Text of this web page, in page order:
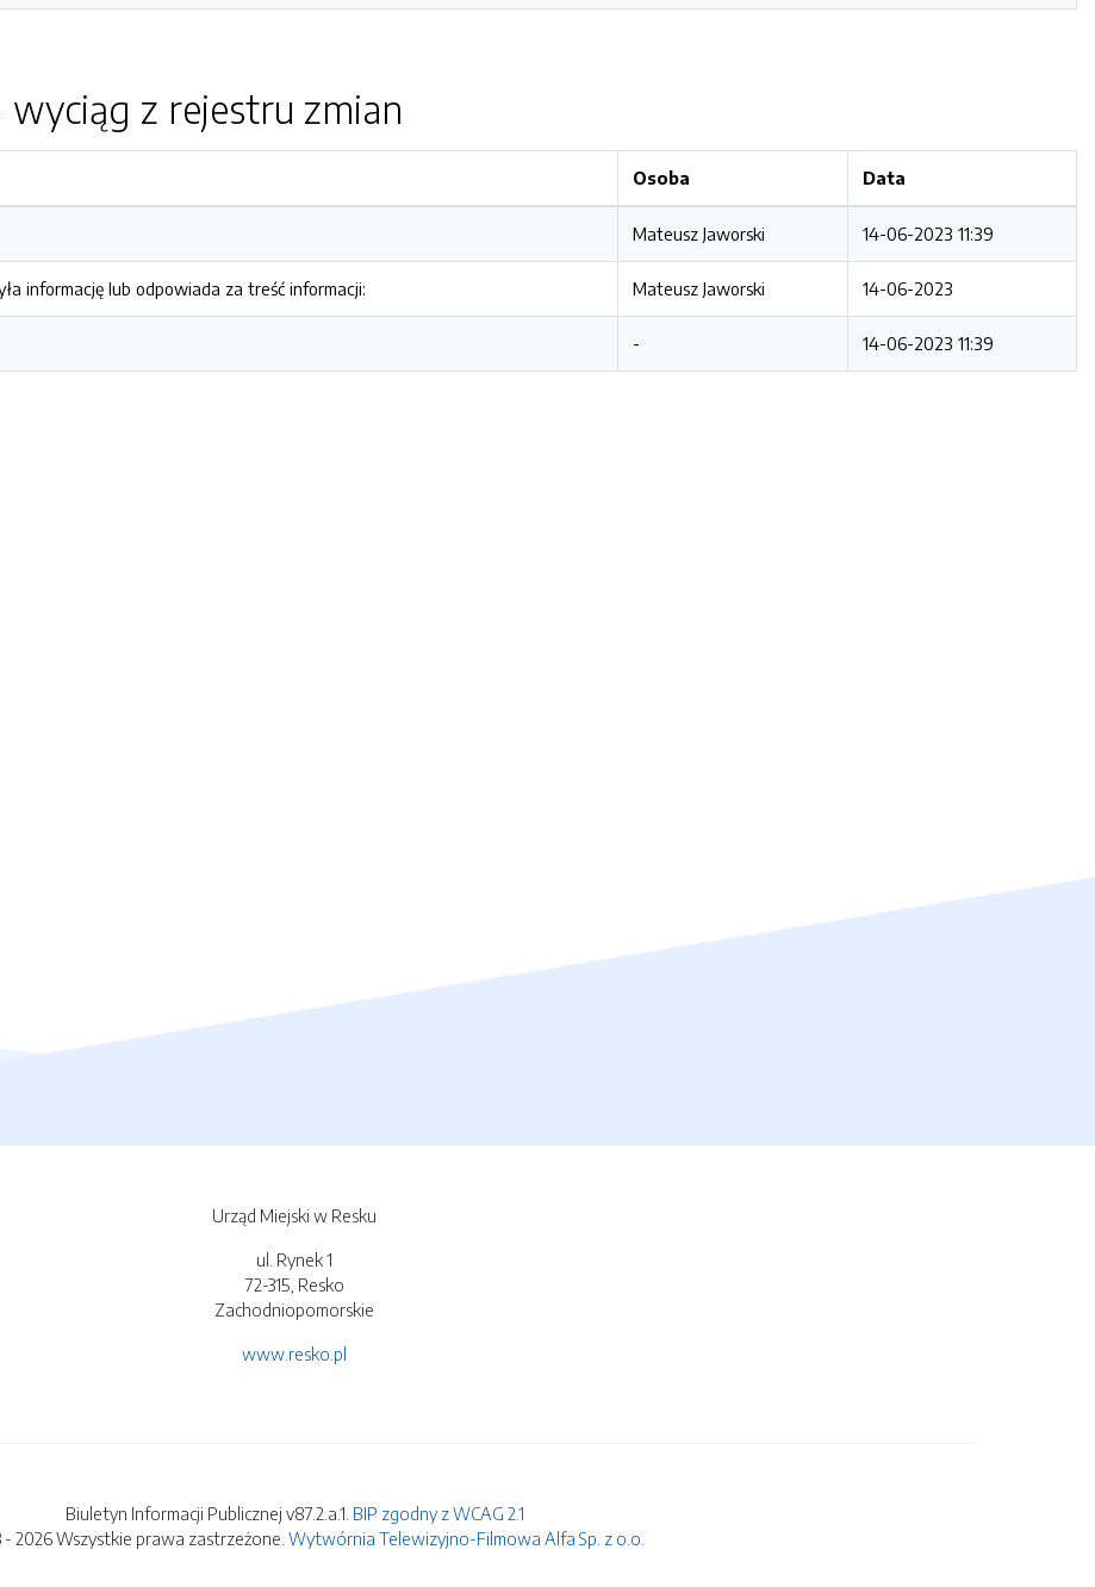
z rejestru zmian
Osoba Data
Mateusz Jaworski 14-06-2023 11:39
informację lub odpowiada za treść informacji: Mateusz Jaworski 14-06-2023
- 14-06-2023 11:39
Urząd Miejski w Resku
ul. Rynek 1
72-315, Resko
Zachodniopomorskie
www.resko.pl
Biuletyn Informacji Publicznej v87.2.a.1. BIP zgodny z WCAG 2.1
2026 Wszystkie prawa zastrzeżone. Wytwórnia Telewizyjno-Filmowa Alfa Sp. z o.o.